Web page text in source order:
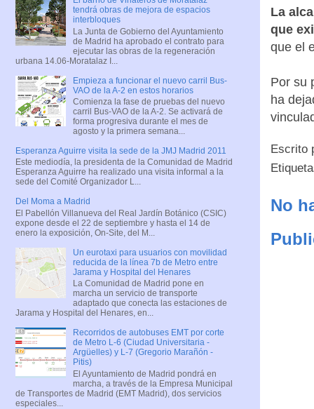
La
que
que el
Por su
ha
Escrito
No
tendrá obras de mejora de espacios
interbloques
La Junta de Gobierno del Ayuntamiento
de Madrid ha aprobado el contrato para
ejecutar las obras de la regeneración
urbana 14.06-Moratalaz I...
Empieza a funcionar el nuevo carril Bus-
VAO de la A-2 en estos horarios
Comienza la fase de pruebas del nuevo
carril Bus-VAO de la A-2. Se activará de
forma progresiva durante el mes de
agosto y la primera semana...
Esperanza Aguirre visita la sede de la JMJ Madrid 2011
Este mediodía, la presidenta de la Comunidad de Madrid
Esperanza Aguirre ha realizado una visita informal a la
sede del Comité Organizador L...
Del Moma a Madrid
El Pabellón Villanueva del Real Jardín Botánico (CSIC)
expone desde el 22 de septiembre y hasta el 14 de
enero la exposición, On-Site, del M...
Un eurotaxi para usuarios con movilidad
reducida de la línea 7b de Metro entre
Jarama y Hospital del Henares
La Comunidad de Madrid pone en
marcha un servicio de transporte
adaptado que conecta las estaciones de
Jarama y Hospital del Henares, en...
Recorridos de autobuses EMT por corte
de Metro L-6 (Ciudad Universitaria -
Argüelles) y L-7 (Gregorio Marañón -
Pitis)
El Ayuntamiento de Madrid pondrá en
marcha, a través de la Empresa Municipal
de Transportes de Madrid (EMT Madrid), dos servicios
especiales...